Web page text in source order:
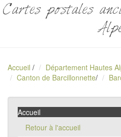
Cartes postales
Accueil / Département Hautes
Canton de Barcillonnette/
Accueil
Retour à l'accueil